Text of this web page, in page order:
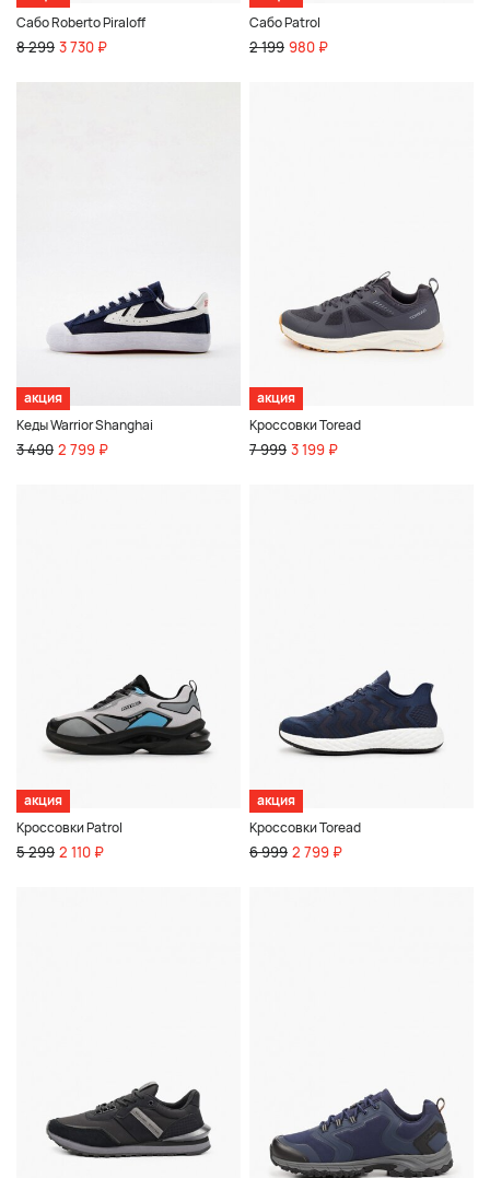
Сабо Roberto Piraloff
8 299 3 730 ₽
Сабо Patrol
2 199 980 ₽
акция
Кеды Warrior Shanghai
3 490 2 799 ₽
акция
Кроссовки Toread
7 999 3 199 ₽
акция
Кроссовки Patrol
5 299 2 110 ₽
акция
Кроссовки Toread
6 999 2 799 ₽